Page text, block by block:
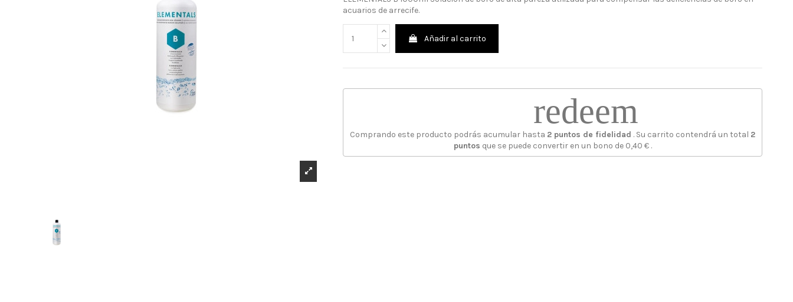
acuarios de arrecife.
Añadir al carrito
redeem
Comprando este producto podrás acumular hasta 2 puntos de fidelidad . Su carrito contendrá un total 2
puntos que se puede convertir en un bono de 0,40 €.